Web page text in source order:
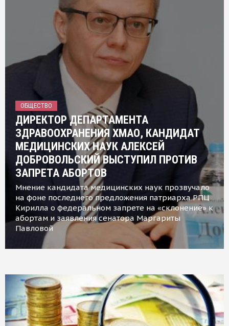
ОБЩЕСТВО
ДИРЕКТОР ДЕПАРТАМЕНТА
ЗДРАВООХРАНЕНИЯ ХМАО, КАНДИДАТ
МЕДИЦИНСКИХ НАУК АЛЕКСЕЙ
ДОБРОВОЛЬСКИЙ ВЫСТУПИЛ ПРОТИВ
ЗАПРЕТА АБОРТОВ
Мнение кандидата медицинских наук прозвучало
на фоне последнего предложения патриарха РПЦ
Кирилла о федеральном запрете на «склонение» к
абортам и заявления сенатора Маргариты
Павловой